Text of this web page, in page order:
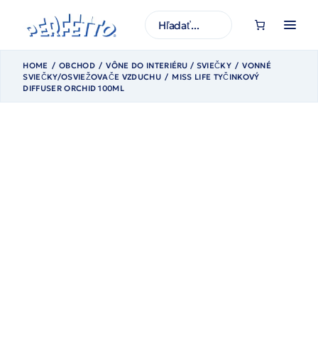
obsah
H
ľ
d
ť
HOME OBCHOD VÔNE DO INTERIÉRU / SVIEČKY
VONNÉ
SVIEČKY/OSVIEŽOVAČE VZDUCHU
MISS LIFE TYČINKOVÝ
DIFFUSER ORCHID 100ML